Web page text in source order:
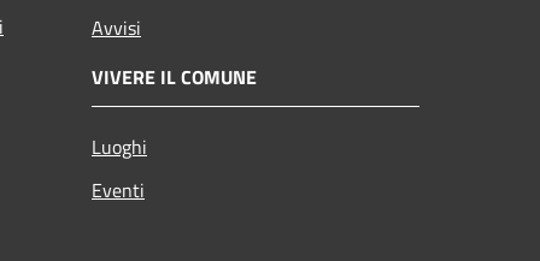
Avvisi
VIVERE IL COMUNE
Luoghi
Eventi